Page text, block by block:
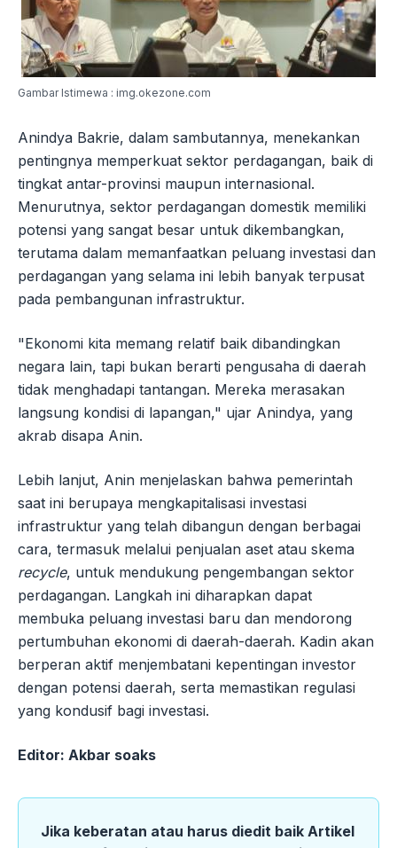
Gambar Istimewa : img.okezone.com
Anindya Bakrie, dalam sambutannya, menekankan
pentingnya memperkuat sektor perdagangan, baik di
tingkat antar-provinsi maupun internasional.
Menurutnya, sektor perdagangan domestik memiliki
potensi yang sangat besar untuk dikembangkan,
terutama dalam memanfaatkan peluang investasi dan
perdagangan yang selama ini lebih banyak terpusat
pada pembangunan infrastruktur.
"Ekonomi kita memang relatif baik dibandingkan
negara lain, tapi bukan berarti pengusaha di daerah
tidak menghadapi tantangan. Mereka merasakan
langsung kondisi di lapangan," ujar Anindya, yang
akrab disapa Anin.
Lebih lanjut, Anin menjelaskan bahwa pemerintah
saat ini berupaya mengkapitalisasi investasi
infrastruktur yang telah dibangun dengan berbagai
cara, termasuk melalui penjualan aset atau skema
recycle, untuk mendukung pengembangan sektor
perdagangan. Langkah ini diharapkan dapat
membuka peluang investasi baru dan mendorong
pertumbuhan ekonomi di daerah-daerah. Kadin akan
berperan aktif menjembatani kepentingan investor
dengan potensi daerah, serta memastikan regulasi
yang kondusif bagi investasi.
Editor: Akbar soaks
Jika keberatan atau harus diedit baik Artikel